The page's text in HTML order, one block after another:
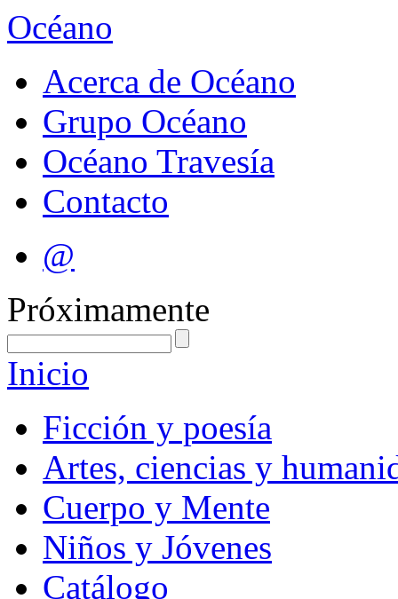
Océano
Acerca de Océano
Grupo Océano
Océano Travesía
Contacto
@
Próximamente
Inicio
Ficción y poesía
Artes, ciencias y
Cuerpo y Mente
Niños y Jóvenes
Catálogo